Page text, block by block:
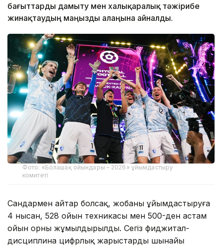
бағыттарды дамыту мен халықаралық тәжірибе
жинақтаудың маңызды алаңына айналды.
Фото: «Болашақ ойындары – 2026» ұйымдастыру
комитеті
Сандармен айтар болсақ, жобаны ұйымдастыруға
4 нысан, 528 ойын техникасы мен 500-ден астам
ойын орны жұмылдырылды. Сегіз фиджитал-
дисциплина цифрлық жарыстарды шынайы